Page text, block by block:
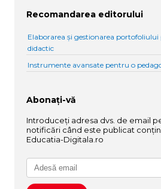
Recomandarea editorului
Elaborarea și gestionarea
didactic
Instrumente avansate pentru o
Abonați-vă
Introduceți adresa dvs. de email
notificări când este publicat
Educatia-Digitala.ro